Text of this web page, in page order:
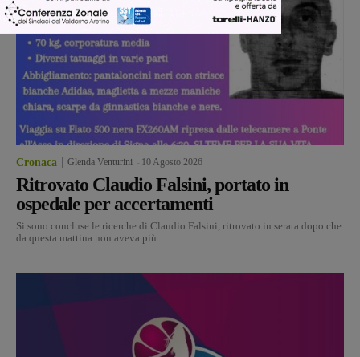
Cronaca Glenda Venturini 10 Agosto 2026
Ritrovato Claudio Falsini, portato in
ospedale per accertamenti
Si sono concluse le ricerche di Claudio Falsini, ritrovato in serata dopo che
da questa mattina non aveva più...